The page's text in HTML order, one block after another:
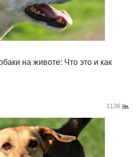
на животе: Что это и как
1136